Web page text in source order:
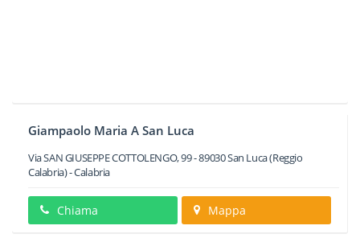
Giampaolo Maria A San Luca
Via SAN GIUSEPPE COTTOLENGO, 99-89030San Luca(Reggio
Calabria) -Calabria
Chiama Mappa